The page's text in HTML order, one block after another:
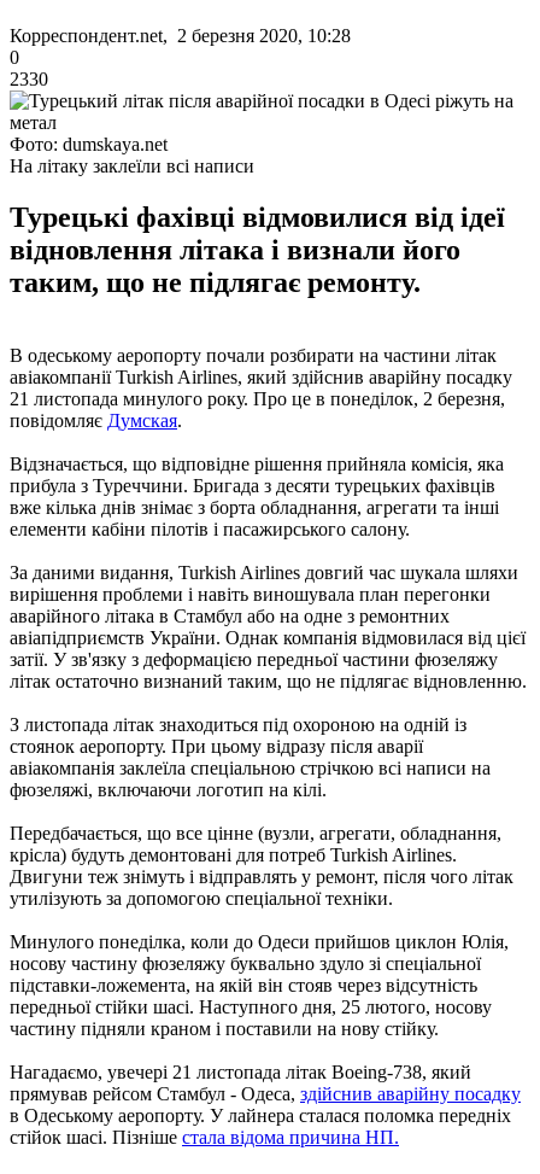
Корреспондент.net, 2 березня 2020, 10:28
0
2330
Фото: dumskaya.net
На літаку заклеїли всі написи
Турецькі фахівці відмовилися від ідеї
відновлення літака і визнали його
таким, що не підлягає ремонту.
В одеському аеропорту почали розбирати на частини літак
авіакомпанії Turkish Airlines, який здійснив аварійну посадку
21 листопада минулого року. Про це в понеділок, 2 березня,
повідомляє Думская.
Відзначається, що відповідне рішення прийняла комісія, яка
прибула з Туреччини. Бригада з десяти турецьких фахівців
вже кілька днів знімає з борта обладнання, агрегати та інші
елементи кабіни пілотів і пасажирського салону.
За даними видання, Turkish Airlines довгий час шукала шляхи
вирішення проблеми і навіть виношувала план перегонки
аварійного літака в Стамбул або на одне з ремонтних
авіапідприємств України. Однак компанія відмовилася від цієї
затії. У зв'язку з деформацією передньої частини фюзеляжу
літак остаточно визнаний таким, що не підлягає відновленню.
З листопада літак знаходиться під охороною на одній із
стоянок аеропорту. При цьому відразу після аварії
авіакомпанія заклеїла спеціальною стрічкою всі написи на
фюзеляжі, включаючи логотип на кілі.
Передбачається, що все цінне (вузли, агрегати, обладнання,
крісла) будуть демонтовані для потреб Turkish Airlines.
Двигуни теж знімуть і відправлять у ремонт, після чого літак
утилізують за допомогою спеціальної техніки.
Минулого понеділка, коли до Одеси прийшов циклон Юлія,
носову частину фюзеляжу буквально здуло зі спеціальної
підставки-ложемента, на якій він стояв через відсутність
передньої стійки шасі. Наступного дня, 25 лютого, носову
частину підняли краном і поставили на нову стійку.
Нагадаємо, увечері 21 листопада літак Boeing-738, який
прямував рейсом Стамбул - Одеса, здійснив аварійну посадку
в Одеському аеропорту. У лайнера сталася поломка передніх
стійок шасі. Пізніше стала відома причина НП.